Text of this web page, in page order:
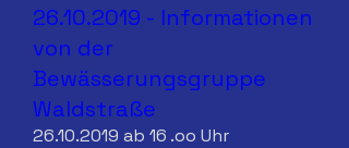
26.10.2019 - Informationen
von der
Bewässerungsgruppe
Waldstraße
26.10.2019 ab 16 .oo Uhr